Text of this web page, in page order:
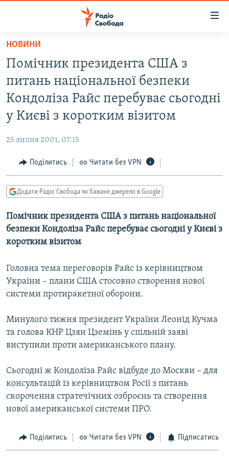
Перейти
основного
матеріалу
Перейти
до
основної
Перейти
пошуку
СТАТТІ
ПОЛІТИКА
КУЛЬТУРА
СПОРТ
СВІТ
ВІЙНА
ДОНБАС.РЕАЛІЇ
КРИМ.РЕАЛІЇ
ТИ ЯК?
КИТАЙ.ВИКЛИКИ
МУЛЬТИМЕДІА
СПЕЦПРОЄКТИ
ПОДКАСТИ
КРИМ РЕАЛІЇ
РУС
УКР
КТАТ
ДОЛУЧАЙСЯ!
НОВИНИ
Помічник президента США з
питань національної безпеки
Кондоліза Райс перебуває сьогодні
у Києві з коротким візитом
25 липня 2001, 07:15
Поділитись Читати без VPN
Додати Радіо Свобода як бажане джерело в Google
Помічник президента США з питань національної
безпеки Кондоліза Райс перебуває сьогодні у Києві з
коротким візитом
Головна тема переговорів Райс із керівництвом
України – плани США стосовно створення нової
системи протиракетної оборони.
Минулого тижня президент України Леонід Кучма
та голова КНР Цзян Цземінь у спільній заяві
виступили проти американського плану.
Сьогодні ж Кондоліза Райс відбуде до Москви – для
консультацій із керівництвом Росії з питань
скорочення стратечічних озброєнь та створення
нової американської системи ПРО.
Поділитись Читати без VPN Підписатись